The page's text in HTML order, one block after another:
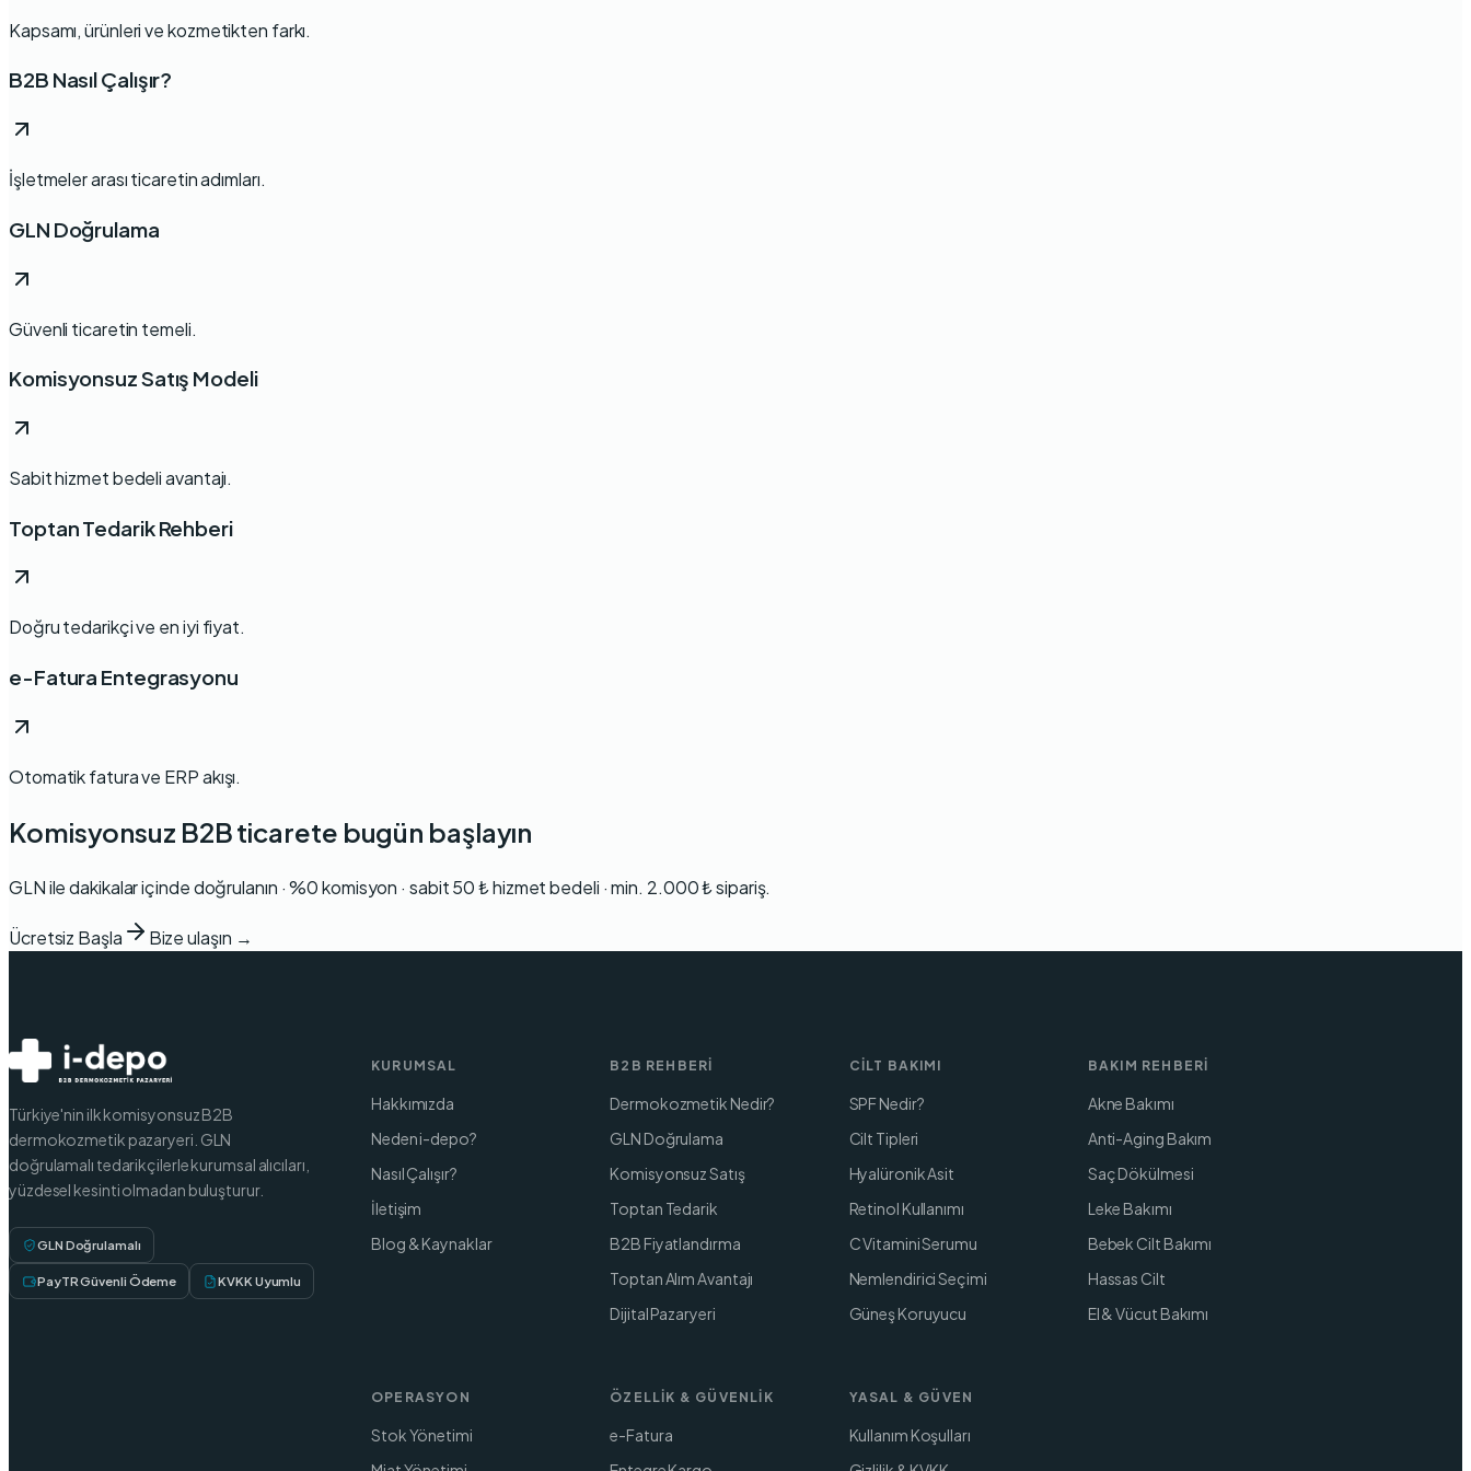
Kapsamı, ürünleri ve kozmetikten farkı.
B2B Nasıl Çalışır?
İşletmeler arası ticaretin adımları.
GLN Doğrulama
Güvenli ticaretin temeli.
Komisyonsuz Satış Modeli
Sabit hizmet bedeli avantajı.
Toptan Tedarik Rehberi
Doğru tedarikçi ve en iyi fiyat.
e-Fatura Entegrasyonu
Otomatik fatura ve ERP akışı.
Komisyonsuz B2B ticarete bugün başlayın
GLN ile dakikalar içinde doğrulanın · %0 komisyon · sabit 50 ₺ hizmet bedeli · min. 2.000 ₺ sipariş.
Ücretsiz Başla Bize ulaşın →
Türkiye'nin ilk komisyonsuz B2B
dermokozmetik pazaryeri. GLN
doğrulamalı tedarikçilerle kurumsal alıcıları,
yüzdesel kesinti olmadan buluşturur.
GLN Doğrulamalı
PayTR Güvenli Ödeme KVKK Uyumlu
KURUMSAL
Hakkımızda
Neden i-depo?
Nasıl Çalışır?
İletişim
Blog & Kaynaklar
B2B REHBERI
Dermokozmetik Nedir?
GLN Doğrulama
Komisyonsuz Satış
Toptan Tedarik
B2B Fiyatlandırma
Toptan Alım Avantajı
Dijital Pazaryeri
CILT BAKIMI
SPF Nedir?
Cilt Tipleri
Hyalüronik Asit
Retinol Kullanımı
C Vitamini Serumu
Nemlendirici Seçimi
Güneş Koruyucu
BAKIM REHBERI
Akne Bakımı
Anti-Aging Bakım
Saç Dökülmesi
Leke Bakımı
Bebek Cilt Bakımı
Hassas Cilt
El & Vücut Bakımı
OPERASYON
Stok Yönetimi
ÖZELLIK & GÜVENLIK
e-Fatura
YASAL & GÜVEN
Kullanım Koşulları